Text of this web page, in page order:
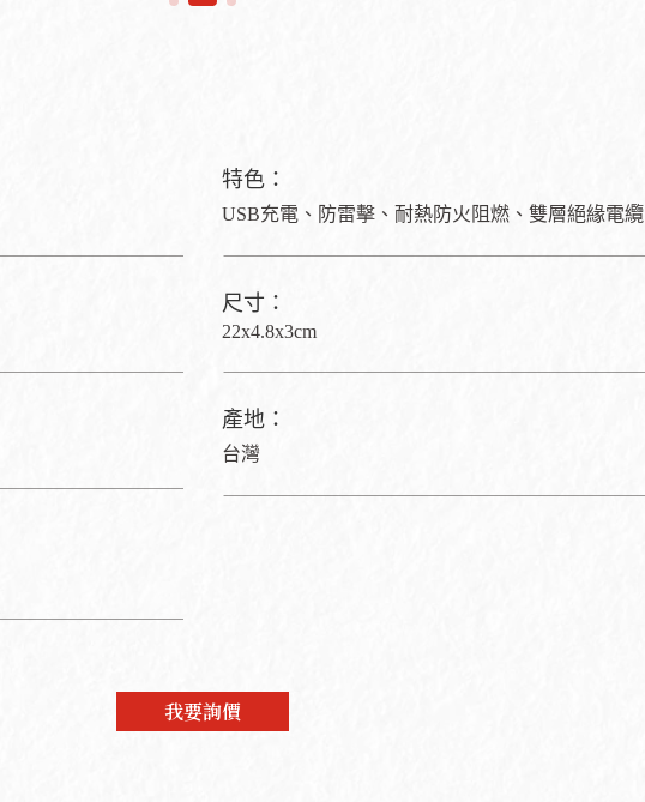
特色：
USB充電、防雷擊、耐熱防火阻燃、雙層絕緣電纜
尺寸：
22x4.8x3cm
產地：
台灣
我要詢價